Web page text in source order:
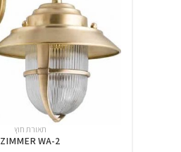
תאורת חוץ
ZIMMER WA-2